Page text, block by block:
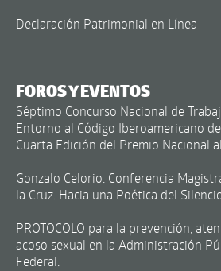
Declaración Patrimonial en Línea
FOROS Y EVENTOS
Séptimo Concurso Nacional de
Entorno al Código Iberoamericano
Cuarta Edición del Premio Nacional
Gonzalo Celorio. Conferencia
la Cruz. Hacia una Poética del
PROTOCOLO para la prevención,
acoso sexual en la Administración
Federal.